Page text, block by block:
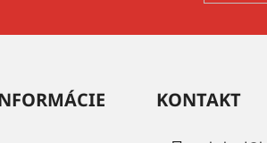
KONTAKT